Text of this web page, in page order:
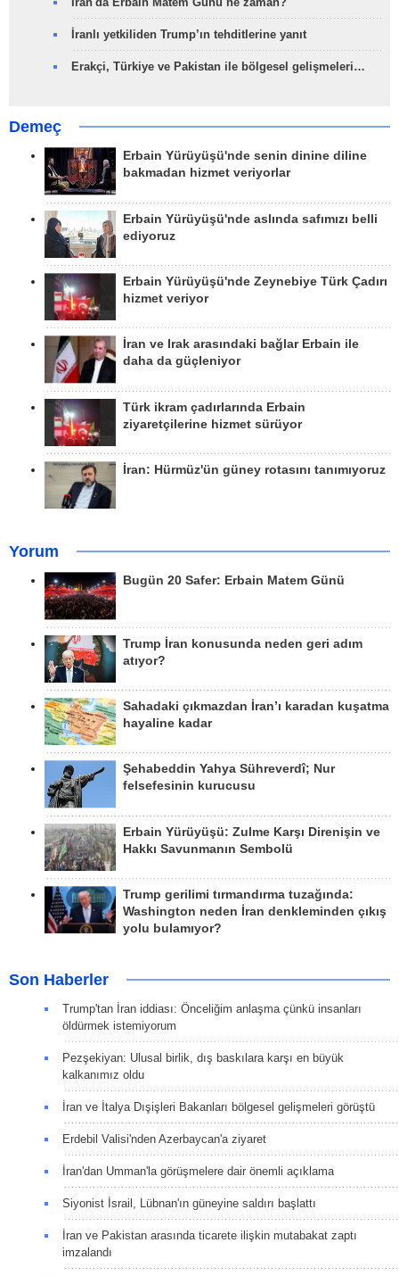
İranlı yetkiliden Trump’ın tehditlerine yanıt
Erakçi, Türkiye ve Pakistan ile bölgesel gelişmeleri…
Demeç
Erbain Yürüyüşü'nde senin dinine diline
bakmadan hizmet veriyorlar
Erbain Yürüyüşü'nde aslında safımızı belli
ediyoruz
Erbain Yürüyüşü'nde Zeynebiye Türk Çadırı
hizmet veriyor
İran ve Irak arasındaki bağlar Erbain ile
daha da güçleniyor
Türk ikram çadırlarında Erbain
ziyaretçilerine hizmet sürüyor
İran: Hürmüz'ün güney rotasını tanımıyoruz
Yorum
Bugün 20 Safer: Erbain Matem Günü
Trump İran konusunda neden geri adım
atıyor?
Sahadaki çıkmazdan İran’ı karadan kuşatma
hayaline kadar
Şehabeddin Yahya Sühreverdî; Nur
felsefesinin kurucusu
Erbain Yürüyüşü: Zulme Karşı Direnişin ve
Hakkı Savunmanın Sembolü
Trump gerilimi tırmandırma tuzağında:
Washington neden İran denkleminden çıkış
yolu bulamıyor?
Son Haberler
Trump'tan İran iddiası: Önceliğim anlaşma çünkü insanları
öldürmek istemiyorum
Pezşekiyan: Ulusal birlik, dış baskılara karşı en büyük
kalkanımız oldu
İran ve İtalya Dışişleri Bakanları bölgesel gelişmeleri görüştü
Erdebil Valisi'nden Azerbaycan'a ziyaret
İran'dan Umman'la görüşmelere dair önemli açıklama
Siyonist İsrail, Lübnan'ın güneyine saldırı başlattı
İran ve Pakistan arasında ticarete ilişkin mutabakat zaptı
imzalandı